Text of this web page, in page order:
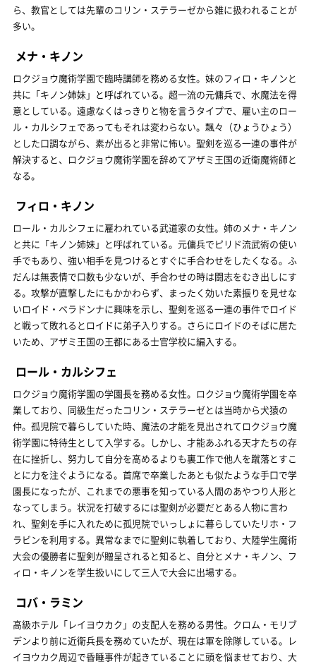
ら、教官としては先輩のコリン・ステラーゼから雑に扱われることが
多い。
メナ・キノン
ロクジョウ魔術学園で臨時講師を務める女性。妹のフィロ・キノンと
共に「キノン姉妹」と呼ばれている。超一流の元傭兵で、水魔法を得
意としている。遠慮なくはっきりと物を言うタイプで、雇い主のロー
ル・カルシフェであってもそれは変わらない。飄々（ひょうひょう）
とした口調ながら、素が出ると非常に怖い。聖剣を巡る一連の事件が
解決すると、ロクジョウ魔術学園を辞めてアザミ王国の近衛魔術師と
なる。
フィロ・キノン
ロール・カルシフェに雇われている武道家の女性。姉のメナ・キノン
と共に「キノン姉妹」と呼ばれている。元傭兵でピリド流武術の使い
手でもあり、強い相手を見つけるとすぐに手合わせをしたくなる。ふ
だんは無表情で口数も少ないが、手合わせの時は闘志をむき出しにす
る。攻撃が直撃したにもかかわらず、まったく効いた素振りを見せな
いロイド・ベラドンナに興味を示し、聖剣を巡る一連の事件でロイド
と戦って敗れるとロイドに弟子入りする。さらにロイドのそばに居た
いため、アザミ王国の王都にある士官学校に編入する。
ロール・カルシフェ
ロクジョウ魔術学園の学園長を務める女性。ロクジョウ魔術学園を卒
業しており、同級生だったコリン・ステラーゼとは当時から犬猿の
仲。孤児院で暮らしていた時、魔法の才能を見出されてロクジョウ魔
術学園に特待生として入学する。しかし、才能あふれる天才たちの存
在に挫折し、努力して自分を高めるよりも裏工作で他人を蹴落とすこ
とに力を注ぐようになる。首席で卒業したあとも似たような手口で学
園長になったが、これまでの悪事を知っている人間のあやつり人形と
なってしまう。状況を打破するには聖剣が必要だとある人物に言わ
れ、聖剣を手に入れために孤児院でいっしょに暮らしていたリホ・フ
ラビンを利用する。異常なまでに聖剣に執着しており、大陸学生魔術
大会の優勝者に聖剣が贈呈されると知ると、自分とメナ・キノン、フ
ィロ・キノンを学生扱いにして三人で大会に出場する。
コバ・ラミン
高級ホテル「レイヨウカク」の支配人を務める男性。クロム・モリブ
デンより前に近衛兵長を務めていたが、現在は軍を除隊している。レ
イヨウカク周辺で昏睡事件が起きていることに頭を悩ませており、大